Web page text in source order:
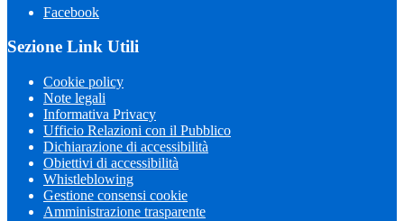
Facebook
Sezione Link Utili
Cookie policy
Note legali
Informativa Privacy
Ufficio Relazioni con il Pubblico
Dichiarazione di accessibilità
Obiettivi di accessibilità
Whistleblowing
Gestione consensi cookie
Amministrazione trasparente